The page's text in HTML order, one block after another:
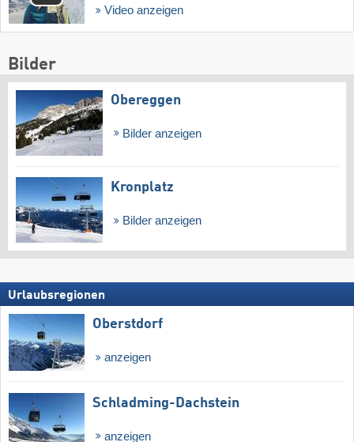
Video anzeigen
Bilder
Obereggen
Bilder anzeigen
Kronplatz
Bilder anzeigen
Urlaubsregionen
Oberstdorf
anzeigen
Schladming-Dachstein
anzeigen